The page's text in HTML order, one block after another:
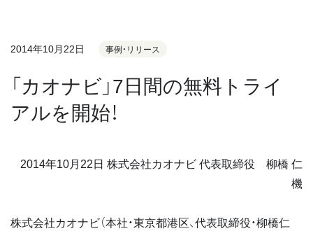
2014年10月22日 事例・リリース
「カオナビ」7日間の無料トライ
アルを開始！
2014年10月22日 株式会社カオナビ 代表取締役 柳橋 仁
機
株式会社カオナビ（本社・東京都港区、代表取締役・柳橋仁